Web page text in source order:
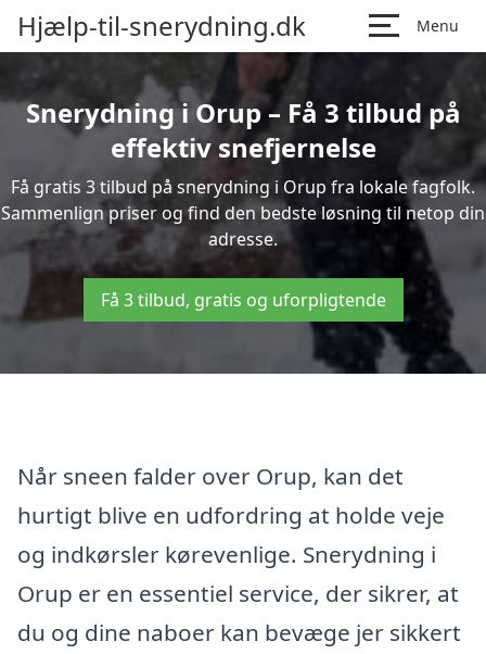
Hjælp-til-snerydning.dk Menu
Snerydning i Orup – Få 3 tilbud på
effektiv snefjernelse
Få gratis 3 tilbud på snerydning i Orup fra lokale fagfolk.
Sammenlign priser og find den bedste løsning til netop din
adresse.
Få 3 tilbud, gratis og uforpligtende
Når sneen falder over Orup, kan det
hurtigt blive en udfordring at holde veje
og indkørsler kørevenlige. Snerydning i
Orup er en essentiel service, der sikrer, at
du og dine naboer kan bevæge jer sikkert